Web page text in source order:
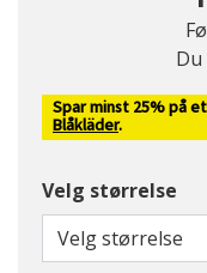
Spar minst 25% på
Blåkläder.
Velg størrelse
Velg størrelse